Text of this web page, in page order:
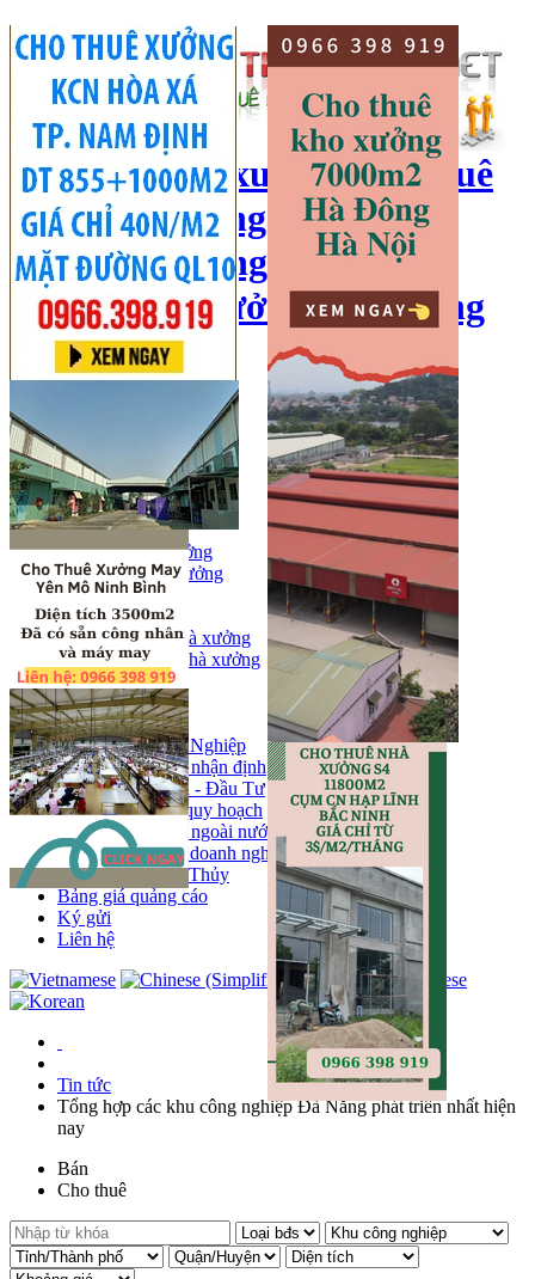
cho thuê kho xưởng, cho thuê
kho, kho xưởng hà nội, cho
thuê nhà xưởng, cho thuê
xưởng, kho xưởng hải dương
Hotline:0966 398 919
Đăng ký
Đăng tin bán/cho thuê
Trang chủ
Bán kho, nhà xưởng
Bán kho xưởng
Kho
Mặt bằng
Cho thuê kho, nhà xưởng
Cho thuê nhà xưởng
Kho
Mặt bằng
Tin tức
Khu Công Nghiệp
Phân tích - nhận định
Chính sách - Đầu Tư
Thông tin quy hoạch
Thị trường ngoài nước
Hoạt động doanh nghiẹp
Tin Phong Thủy
Bảng giá quảng cáo
Ký gửi
Liên hệ
Tin tức
Tổng hợp các khu công nghiệp Đà Nẵng phát triển nhất hiện
nay
Bán
Cho thuê